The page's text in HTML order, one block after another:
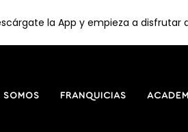
SOMOS FRANQUICIAS
la App y empieza a disfrutar